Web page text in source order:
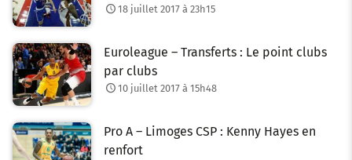
18 juillet 2017 à 23h15
Euroleague – Transferts : Le point clubs
par clubs
10 juillet 2017 à 15h48
Pro A – Limoges CSP : Kenny Hayes en
renfort